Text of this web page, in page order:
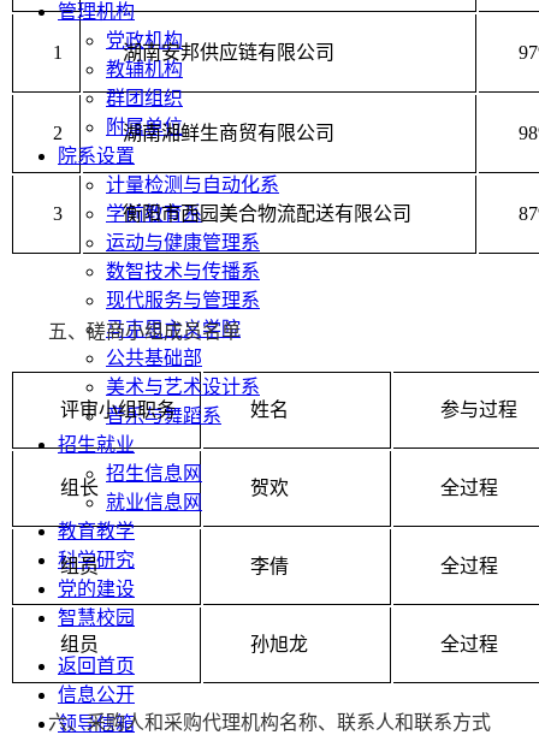
管理机构
党政机构
教辅机构
群团组织
附属单位
院系设置
计量检测与自动化系
学前教育系
运动与健康管理系
数智技术与传播系
现代服务与管理系
马克思主义学院
公共基础部
美术与艺术设计系
音乐与舞蹈系
招生就业
招生信息网
就业信息网
教育教学
科学研究
党的建设
智慧校园
返回首页
信息公开
领导信箱
1 湖南安邦供应链有限公司
2 湖南湘鲜生商贸有限公司
3 衡阳市西园美合物流配送有限公司
五、磋商小组成员名单
评审小组职务 姓名 参与过程
组长 贺欢 全过程
组员 李倩 全过程
组员 孙旭龙 全过程
六、采购人和采购代理机构名称、联系人和联系方式